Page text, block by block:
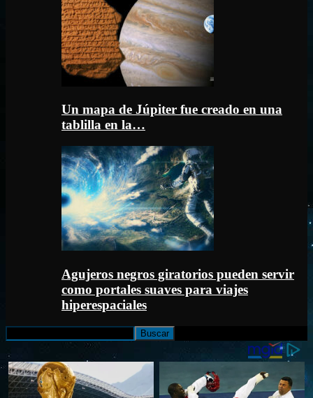
Un mapa de Júpiter fue creado en una
tablilla en la…
Agujeros negros giratorios pueden servir
como portales suaves para viajes
hiperespaciales